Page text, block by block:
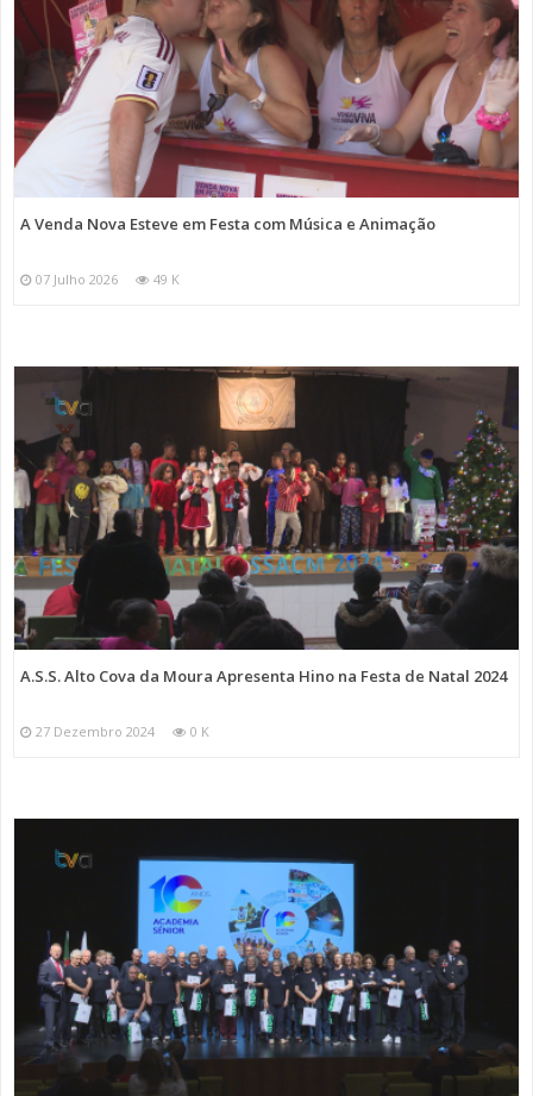
A Venda Nova Esteve em Festa com Música e Animação
07 Julho 2026 49 K
A.S.S. Alto Cova da Moura Apresenta Hino na Festa de Natal 2024
27 Dezembro 2024 0 K